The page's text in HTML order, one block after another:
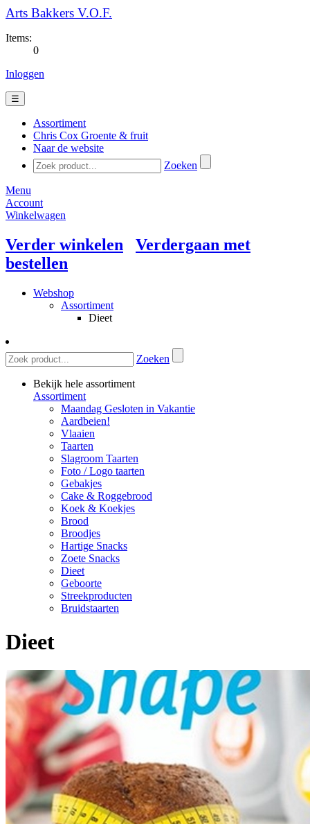
Arts Bakkers V.O.F.
Items:
0
Inloggen
☰
Assortiment
Chris Cox Groente & fruit
Naar de website
Zoeken
Menu
Account
Winkelwagen
Verder winkelen
Verdergaan met
bestellen
Webshop
Assortiment
Dieet
Zoeken
Bekijk hele assortiment
Assortiment
Maandag Gesloten in Vakantie
Aardbeien!
Vlaaien
Taarten
Slagroom Taarten
Foto / Logo taarten
Gebakjes
Cake & Roggebrood
Koek & Koekjes
Brood
Broodjes
Hartige Snacks
Zoete Snacks
Dieet
Geboorte
Streekproducten
Bruidstaarten
Dieet